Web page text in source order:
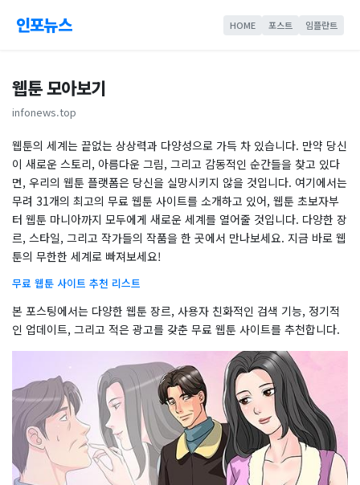
인포뉴스 HOME 포스트 임플란트
웹툰 모아보기
infonews.top
웹툰의 세계는 끝없는 상상력과 다양성으로 가득 차 있습니다. 만약 당신
이 새로운 스토리, 아름다운 그림, 그리고 감동적인 순간들을 찾고 있다
면, 우리의 웹툰 플랫폼은 당신을 실망시키지 않을 것입니다. 여기에서는
무려 31개의 최고의 무료 웹툰 사이트를 소개하고 있어, 웹툰 초보자부
터 웹툰 마니아까지 모두에게 새로운 세계를 열어줄 것입니다. 다양한 장
르, 스타일, 그리고 작가들의 작품을 한 곳에서 만나보세요. 지금 바로 웹
툰의 무한한 세계로 빠져보세요!
무료 웹툰 사이트 추천 리스트
본 포스팅에서는 다양한 웹툰 장르, 사용자 친화적인 검색 기능, 정기적
인 업데이트, 그리고 적은 광고를 갖춘 무료 웹툰 사이트를 추천합니다.